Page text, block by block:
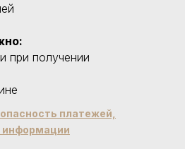
при получении
платежей,
информации